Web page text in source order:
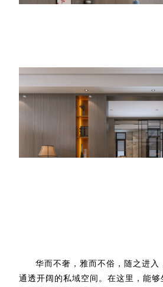
华而不奢，雅而不俗，随之进入
通透开阔的私域空间。在这里，能